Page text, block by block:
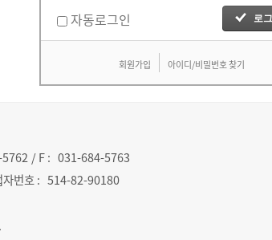
자동로그인
회원가입 아이디/비밀번호 찾기
/ F : 031-684-5763
번호 : 514-82-90180